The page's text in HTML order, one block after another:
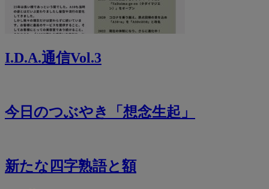
I.D.A.通信Vol.3
今日のつぶやき「想念生起」
新たな四字熟語と額